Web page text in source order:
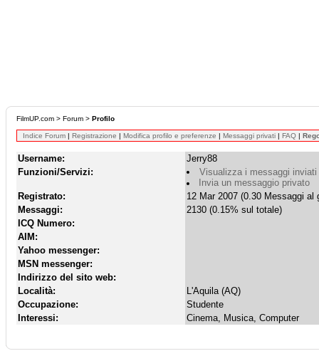
FilmUP.com > Forum > Profilo
Indice Forum | Registrazione | Modifica profilo e preferenze | Messaggi privati | FAQ |
Username:
Jerry88
Funzioni/Servizi:
Visualizza i messaggi
Invia un messaggio privato
Registrato:
12 Mar 2007 (0.30 Messaggi al
Messaggi:
2130 (0.15% sul totale)
ICQ Numero:
AIM:
Yahoo messenger:
MSN messenger:
Indirizzo del sito web:
Località:
L'Aquila (AQ)
Occupazione:
Studente
Interessi:
Cinema, Musica, Computer